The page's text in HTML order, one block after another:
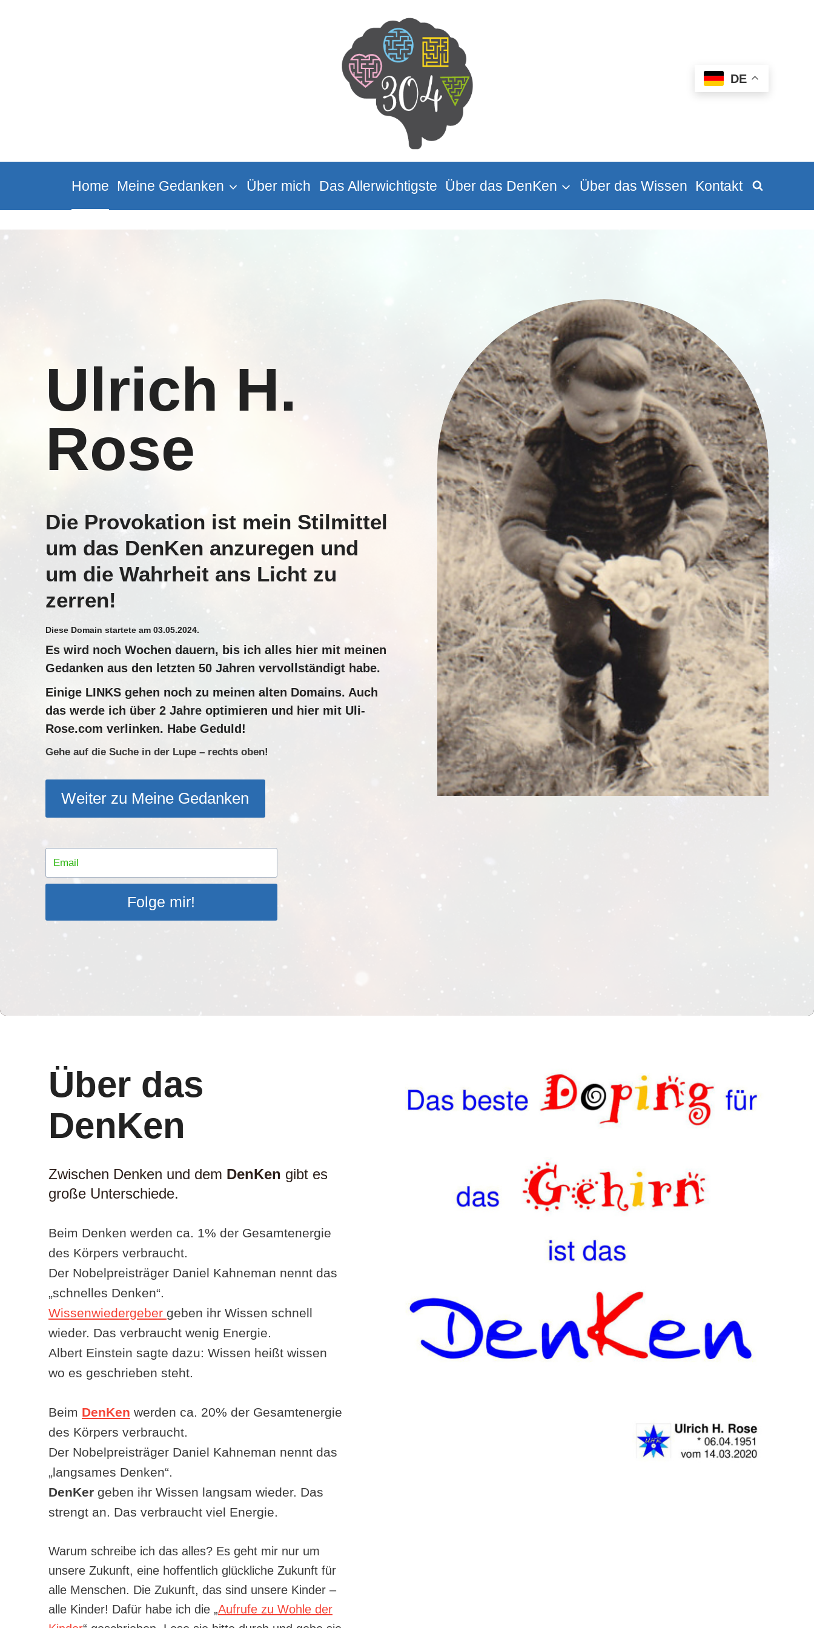
DE
Home Meine Gedanken Über mich Das Allerwichtigste Über das DenKen Über das Wissen Kontakt
Ulrich H.
Rose
Die Provokation ist mein Stilmittel
um das DenKen anzuregen und
um die Wahrheit ans Licht zu
zerren!
Diese Domain startete am 03.05.2024.
Es wird noch Wochen dauern, bis ich alles hier mit meinen
Gedanken aus den letzten 50 Jahren vervollständigt habe.
Einige LINKS gehen noch zu meinen alten Domains. Auch
das werde ich über 2 Jahre optimieren und hier mit Uli-
Rose.com verlinken. Habe Geduld!
Gehe auf die Suche in der Lupe – rechts oben!
Weiter zu Meine Gedanken
Folge mir!
Über das
DenKen
Zwischen Denken und dem DenKen gibt es
große Unterschiede.
Beim Denken werden ca. 1% der Gesamtenergie
des Körpers verbraucht.
Der Nobelpreisträger Daniel Kahneman nennt das
„schnelles Denken“.
Wissenwiedergeber geben ihr Wissen schnell
wieder. Das verbraucht wenig Energie.
Albert Einstein sagte dazu: Wissen heißt wissen
wo es geschrieben steht.
Beim DenKen werden ca. 20% der Gesamtenergie
des Körpers verbraucht.
Der Nobelpreisträger Daniel Kahneman nennt das
„langsames Denken“.
DenKer geben ihr Wissen langsam wieder. Das
strengt an. Das verbraucht viel Energie.
Warum schreibe ich das alles? Es geht mir nur um
unsere Zukunft, eine hoffentlich glückliche Zukunft für
alle Menschen. Die Zukunft, das sind unsere Kinder –
alle Kinder! Dafür habe ich die „Aufrufe zu Wohle der